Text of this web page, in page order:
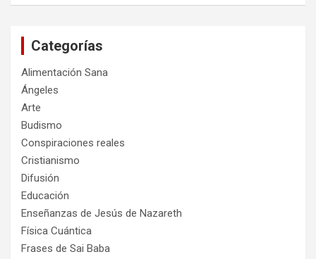
Categorías
Alimentación Sana
Ángeles
Arte
Budismo
Conspiraciones reales
Cristianismo
Difusión
Educación
Enseñanzas de Jesús de Nazareth
Física Cuántica
Frases de Sai Baba